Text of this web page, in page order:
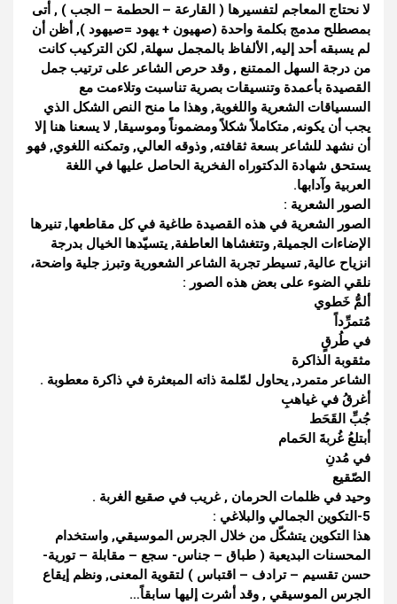
لا نحتاج المعاجم لتفسيرها ( القارعة – الحطمة – الجب ) , أتى
بمصطلح مدمج بكلمة واحدة (صهيون + يهود =صيهود ), أظن أن
لم يسبقه أحد إليه, الألفاظ بالمجمل سهلة, لكن التركيب كانت
من درجة السهل الممتنع , وقد حرص الشاعر على ترتيب جمل
القصيدة بأعمدة وتنسيقات بصرية تناسبت وتلاءمت مع
السسياقات الشعرية واللغوية, وهذا ما منح النص الشكل الذي
يجب أن يكونه, متكاملاً شكلاً ومضموناً وموسيقا, لا يسعنا هنا إلا
أن نشهد للشاعر بسعة ثقافته, وذوقه العالي, وتمكنه اللغوي, فهو
يستحق شهادة الدكتوراه الفخرية الحاصل عليها في اللغة
العربية وآدابها.
الصور الشعرية :
الصور الشعرية في هذه القصيدة طاغية في كل مقاطعها, تنيرها
الإضاءات الجميلة, وتتغشاها العاطفة, يتسيّدها الخيال بدرجة
انزياح عالية, تسيطر تجربة الشاعر الشعورية وتبرز جلية واضحة،
نلقي الضوء على بعض هذه الصور :
ألمُّ خَطوي
مُتمرِّداً
في طُرقٍ
مثقوبة الذاكرة
الشاعر متمرد, يحاول لمّلمة ذاته المبعثرة في ذاكرة معطوبة .
أغرقُ في غياهبِ
جُبِّ القَحَط
أبتلعُ غُربةَ الحَمام
في مُدنِ
الصّقيع
وحيد في ظلمات الحرمان , غريب في صقيع الغربة .
5-التكوين الجمالي والبلاغي :
هذا التكوين يتشكّل من خلال الجرس الموسيقي, واستخدام
المحسنات البديعية ( طباق – جناس- سجع – مقابلة – تورية-
حسن تقسيم – ترادف – اقتباس ) لتقوية المعنى, ونظم إيقاع
الجرس الموسيقي , وقد أشرت إليها سابقاً…